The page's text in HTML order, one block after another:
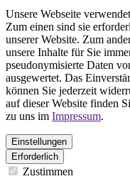
Unsere Webseite
Zum einen sind sie
unserer Website. Zum
unsere Inhalte für Sie
pseudonymisierte Daten
ausgewertet. Das
können Sie jederzeit
auf dieser Website finden
zu uns im Impressum.
Einstellungen
Erforderlich
Zustimmen